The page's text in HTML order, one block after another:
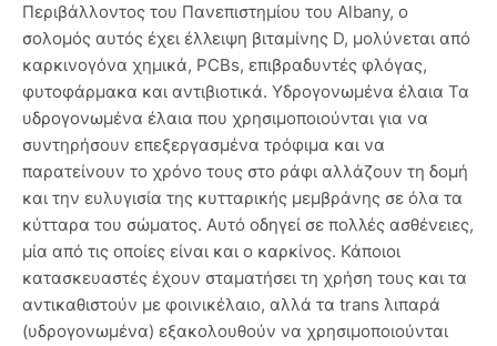
Περιβάλλοντος του Πανεπιστημίου του Albany, ο
σολομός αυτός έχει έλλειψη βιταμίνης D, μολύνεται από
καρκινογόνα χημικά, PCBs, επιβραδυντές φλόγας,
φυτοφάρμακα και αντιβιοτικά. Υδρογονωμένα έλαια Τα
υδρογονωμένα έλαια που χρησιμοποιούνται για να
συντηρήσουν επεξεργασμένα τρόφιμα και να
παρατείνουν το χρόνο τους στο ράφι αλλάζουν τη δομή
και την ευλυγισία της κυτταρικής μεμβράνης σε όλα τα
κύτταρα του σώματος. Αυτό οδηγεί σε πολλές ασθένειες,
μία από τις οποίες είναι και ο καρκίνος. Κάποιοι
κατασκευαστές έχουν σταματήσει τη χρήση τους και τα
αντικαθιστούν με φοινικέλαιο, αλλά τα trans λιπαρά
(υδρογονωμένα) εξακολουθούν να χρησιμοποιούνται